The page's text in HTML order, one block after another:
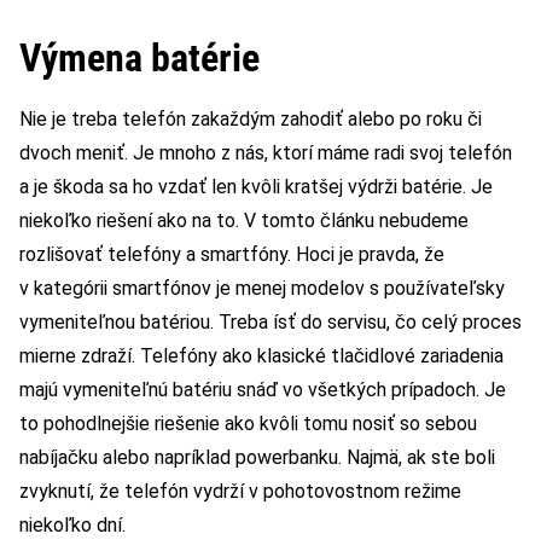
Výmena batérie
Nie je treba telefón zakaždým zahodiť alebo po roku či
dvoch meniť. Je mnoho z nás, ktorí máme radi svoj telefón
a je škoda sa ho vzdať len kvôli kratšej výdrži batérie. Je
niekoľko riešení ako na to. V tomto článku nebudeme
rozlišovať telefóny a smartfóny. Hoci je pravda, že
v kategórii smartfónov je menej modelov s používateľsky
vymeniteľnou batériou. Treba ísť do servisu, čo celý proces
mierne zdraží. Telefóny ako klasické tlačidlové zariadenia
majú vymeniteľnú batériu snáď vo všetkých prípadoch. Je
to pohodlnejšie riešenie ako kvôli tomu nosiť so sebou
nabíjačku alebo napríklad powerbanku. Najmä, ak ste boli
zvyknutí, že telefón vydrží v pohotovostnom režime
niekoľko dní.